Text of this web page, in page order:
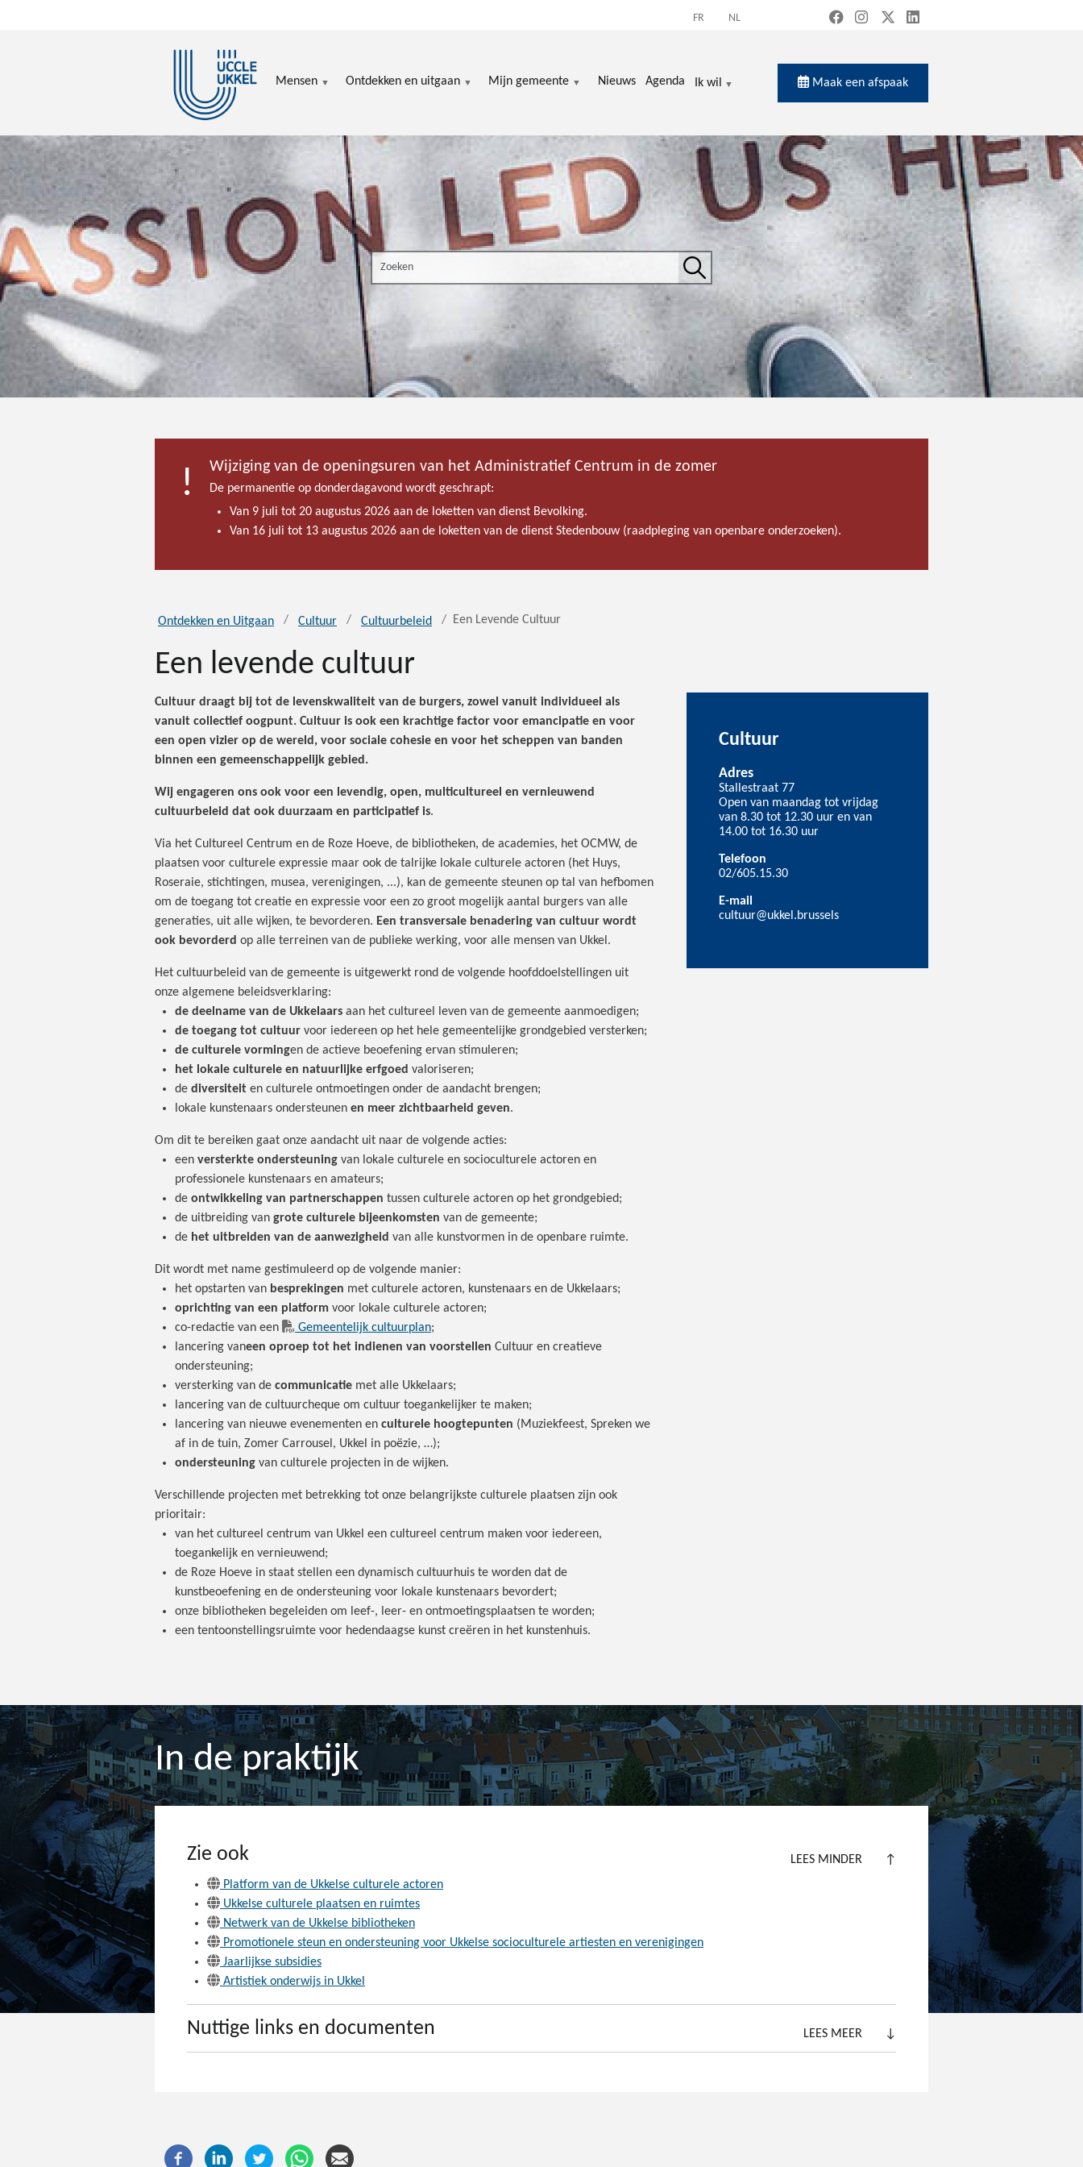
FR NL
Mensen Ontdekken en uitgaan Mijn gemeente Nieuws Agenda Ik wil Maak een afspaak
Search the site
Zoeken
Wijziging van de openingsuren van het Administratief Centrum in de zomer
De permanentie op donderdagavond wordt geschrapt:
Van 9 juli tot 20 augustus 2026 aan de loketten van dienst Bevolking.
Van 16 juli tot 13 augustus 2026 aan de loketten van de dienst Stedenbouw (raadpleging van openbare onderzoeken).
Ontdekken en Uitgaan Cultuur Cultuurbeleid Een Levende Cultuur
Een levende cultuur
Cultuur draagt bij tot de levenskwaliteit van de burgers, zowel vanuit individueel als
vanuit collectief oogpunt. Cultuur is ook een krachtige factor voor emancipatie en voor
een open vizier op de wereld, voor sociale cohesie en voor het scheppen van banden
binnen een gemeenschappelijk gebied.
Wij engageren ons ook voor een levendig, open, multicultureel en vernieuwend
cultuurbeleid dat ook duurzaam en participatief is.
Via het Cultureel Centrum en de Roze Hoeve, de bibliotheken, de academies, het OCMW, de
plaatsen voor culturele expressie maar ook de talrijke lokale culturele actoren (het Huys,
Roseraie, stichtingen, musea, verenigingen, ...), kan de gemeente steunen op tal van hefbomen
om de toegang tot creatie en expressie voor een zo groot mogelijk aantal burgers van alle
generaties, uit alle wijken, te bevorderen. Een transversale benadering van cultuur wordt
ook bevorderd op alle terreinen van de publieke werking, voor alle mensen van Ukkel.
Het cultuurbeleid van de gemeente is uitgewerkt rond de volgende hoofddoelstellingen uit
onze algemene beleidsverklaring:
de deelname van de Ukkelaars aan het cultureel leven van de gemeente aanmoedigen;
de toegang tot cultuur voor iedereen op het hele gemeentelijke grondgebied versterken;
de culturele vormingen de actieve beoefening ervan stimuleren;
het lokale culturele en natuurlijke erfgoed valoriseren;
de diversiteit en culturele ontmoetingen onder de aandacht brengen;
lokale kunstenaars ondersteunen en meer zichtbaarheid geven.
Om dit te bereiken gaat onze aandacht uit naar de volgende acties:
een versterkte ondersteuning van lokale culturele en socioculturele actoren en
professionele kunstenaars en amateurs;
de ontwikkeling van partnerschappen tussen culturele actoren op het grondgebied;
de uitbreiding van grote culturele bijeenkomsten van de gemeente;
de het uitbreiden van de aanwezigheid van alle kunstvormen in de openbare ruimte.
Dit wordt met name gestimuleerd op de volgende manier:
het opstarten van besprekingen met culturele actoren, kunstenaars en de Ukkelaars;
oprichting van een platform voor lokale culturele actoren;
co-redactie van een
Gemeentelijk cultuurplan;
lancering vaneen oproep tot het indienen van voorstellen Cultuur en creatieve
ondersteuning;
versterking van de communicatie met alle Ukkelaars;
lancering van de cultuurcheque om cultuur toegankelijker te maken;
lancering van nieuwe evenementen en culturele hoogtepunten (Muziekfeest, Spreken we
af in de tuin, Zomer Carrousel, Ukkel in poëzie, …);
ondersteuning van culturele projecten in de wijken.
Verschillende projecten met betrekking tot onze belangrijkste culturele plaatsen zijn ook
prioritair:
van het cultureel centrum van Ukkel een cultureel centrum maken voor iedereen,
toegankelijk en vernieuwend;
de Roze Hoeve in staat stellen een dynamisch cultuurhuis te worden dat de
kunstbeoefening en de ondersteuning voor lokale kunstenaars bevordert;
onze bibliotheken begeleiden om leef-, leer- en ontmoetingsplaatsen te worden;
een tentoonstellingsruimte voor hedendaagse kunst creëren in het kunstenhuis.
Cultuur
Adres
Stallestraat 77
Open van maandag tot vrijdag
van 8.30 tot 12.30 uur en van
14.00 tot 16.30 uur
Telefoon
02/605.15.30
E-mail
cultuur@ukkel.brussels
In de praktijk
Zie ook LEES MINDER
↑
Platform van de Ukkelse culturele actoren
Ukkelse culturele plaatsen en ruimtes
Netwerk van de Ukkelse bibliotheken
Promotionele steun en ondersteuning voor Ukkelse socioculturele artiesten en verenigingen
Jaarlijkse subsidies
Artistiek onderwijs in Ukkel
Nuttige links en documenten LEES MEER ↓